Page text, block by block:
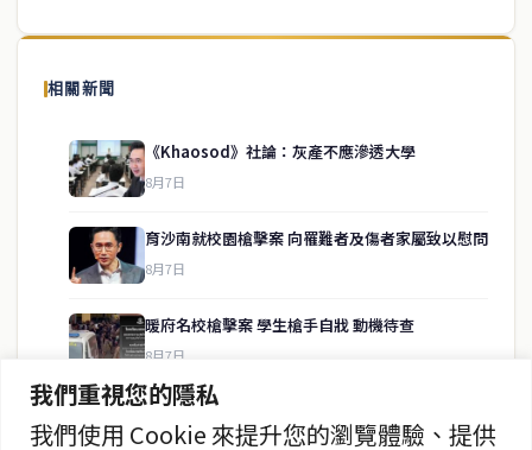
我們重視您的隱私
我們使用 Cookie 來提升您的瀏覽體驗、提供
相關新聞
《Khaosod》社論：灰產不應滲透大學
8月7日
育沙南就校園槍擊案 向罹難者及傷者家屬致以慰問
8月7日
暖府名校槍擊案 學生槍手自戕 動機待查
8月7日
暖武里名校發生槍擊案 2死15傷
8月7日
泰國中文新聞（TCN）是一家總部設於曼谷的中文新聞媒體，致力於
供即時、客觀、多元的中文新聞內容。
房地產
聯絡資訊